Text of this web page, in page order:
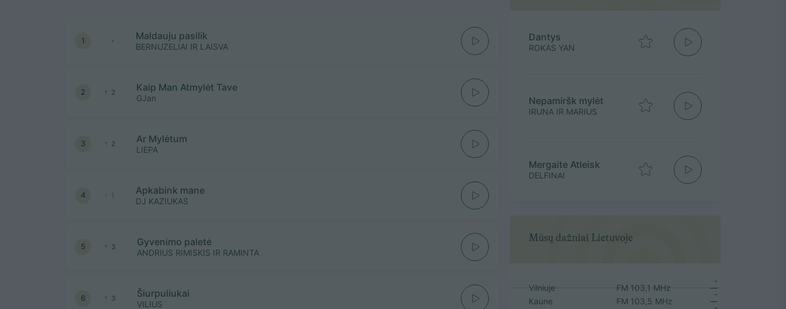
1 - Maldauju pasilik
BERNUZELIAI IR LAISVA
2 2 Kaip Man Atmylėt Tave
GJan
3 2 Ar Mylėtum
LIEPA
4 1 Apkabink mane
DJ KAZIUKAS
5 3 Gyvenimo paletė
ANDRIUS RIMISKIS IR RAMINTA
6 3 Šiurpuliukai
VILIUS
Dantys
ROKAS YAN
Nepamiršk mylėt
IRUNA IR MARIUS
Mergaite Atleisk
DELFINAI
Mūsų dažniai Lietuvoje
Vilniuje
FM 103,1 MHz
Kaune
FM 103,5 MHz